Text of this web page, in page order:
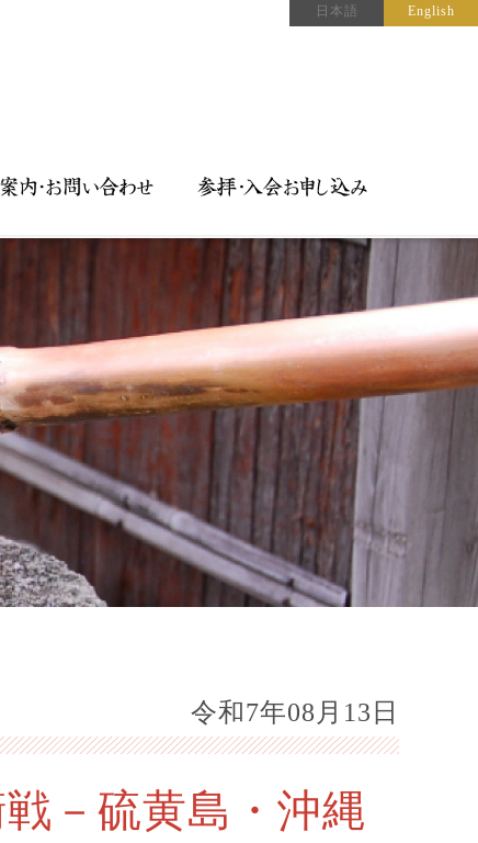
日本語 English
令和7年08月13日
－硫黄島・沖縄